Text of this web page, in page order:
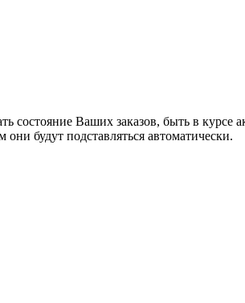
состояние Ваших заказов, быть в
будут подставляться автоматически.